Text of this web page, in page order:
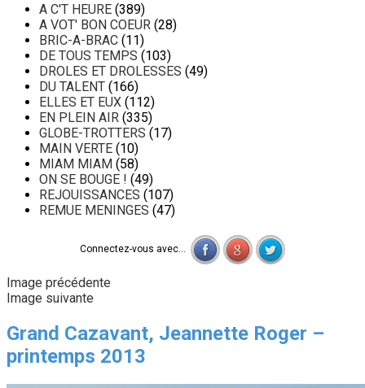
A C'T HEURE (389)
A VOT' BON COEUR (28)
BRIC-A-BRAC (11)
DE TOUS TEMPS (103)
DROLES ET DROLESSES (49)
DU TALENT (166)
ELLES ET EUX (112)
EN PLEIN AIR (335)
GLOBE-TROTTERS (17)
MAIN VERTE (10)
MIAM MIAM (58)
ON SE BOUGE ! (49)
REJOUISSANCES (107)
REMUE MENINGES (47)
Connectez-vous avec...
Image précédente
Image suivante
Grand Cazavant, Jeannette Roger –
printemps 2013